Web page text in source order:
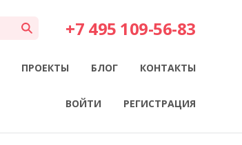
+7 495 109-56-83
ПРОЕКТЫ БЛОГ КОНТАКТЫ
ВОЙТИ РЕГИСТРАЦИЯ